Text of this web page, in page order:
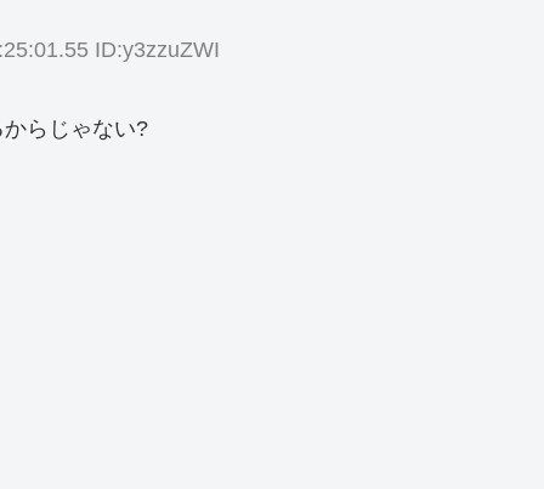
ID:y3zzuZWI
らじゃない?